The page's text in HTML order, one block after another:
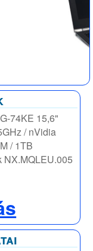
74KE 15,6"
/ nVidia
/ 1TB
NX.MQLEU.005